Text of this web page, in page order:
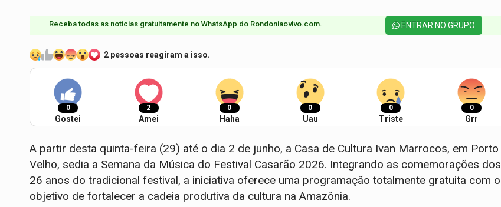
Receba todas as notícias gratuitamente no WhatsApp do Rondoniaovivo.com.​ ENTRAR NO GRUPO
2 pessoas reagiram a isso.
0
Gostei
2
Amei
0
Haha
0
Uau
0
Triste
0
Grr
A partir desta quinta-feira (29) até o dia 2 de junho, a Casa de Cultura Ivan Marrocos, em Porto
Velho, sedia a Semana da Música do Festival Casarão 2026. Integrando as comemorações dos
26 anos do tradicional festival, a iniciativa oferece uma programação totalmente gratuita com o
objetivo de fortalecer a cadeia produtiva da cultura na Amazônia.